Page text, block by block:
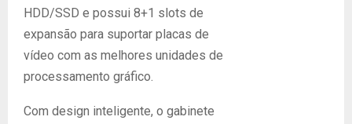
HDD/SSD e possui 8+1 slots de
expansão para suportar placas de
vídeo com as melhores unidades de
processamento gráfico.
Com design inteligente, o gabinete